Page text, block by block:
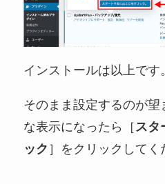
インストールは以上です。
そのまま設定するのが
な表示になったら［ スタ
ック ］をクリックしてく